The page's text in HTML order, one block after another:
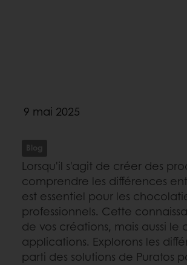
9 mai 2025
Blog
Lorsqu'il s'agit de créer des
comprendre les différences
est essentiel pour les
professionnels. Cette
de vos créations, mais aussi le
applications. Explorons les
parti des solutions de Puratos